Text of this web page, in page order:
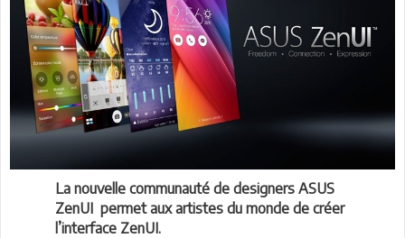
La nouvelle communauté de designers ASUS
ZenUI permet aux artistes du monde de créer
l’interface ZenUI.